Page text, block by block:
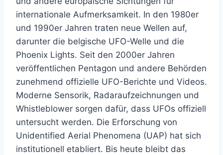
internationale Aufmerksamkeit. In den 1980er
und 1990er Jahren traten neue Wellen auf,
darunter die belgische UFO-Welle und die
Phoenix Lights. Seit den 2000er Jahren
veröffentlichen Pentagon und andere Behörden
zunehmend offizielle UFO-Berichte und Videos.
Moderne Sensorik, Radaraufzeichnungen und
Whistleblower sorgen dafür, dass UFOs offiziell
untersucht werden. Die Erforschung von
Unidentified Aerial Phenomena (UAP) hat sich
institutionell etabliert. Bis heute bleibt das